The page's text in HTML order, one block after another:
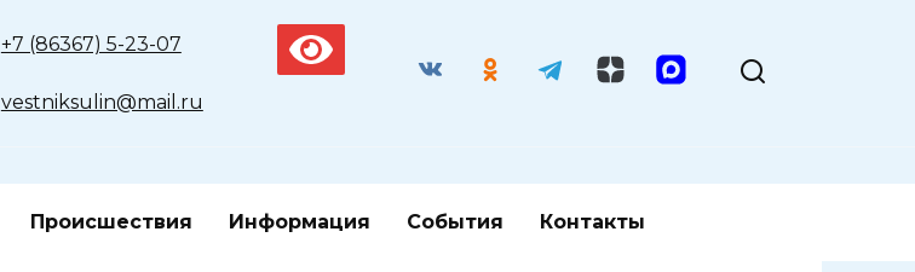
+7 (86367) 5-23-07
vestniksulin@mail.ru
Происшествия Информация События Контакты